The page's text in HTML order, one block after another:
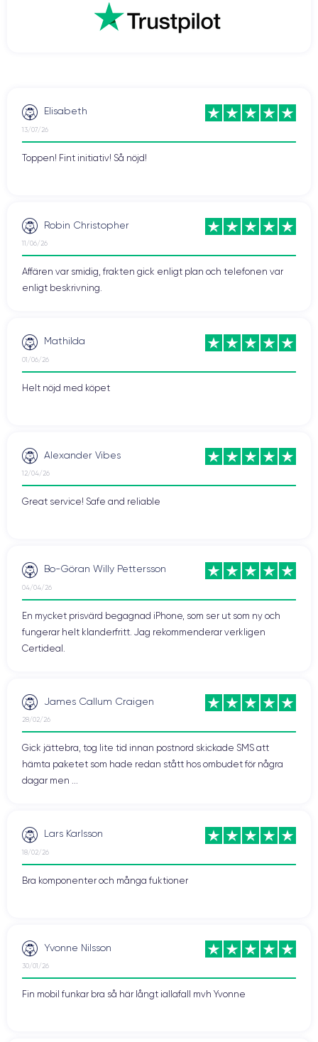
snabbare nedladdningar, smidigare videospelupplevelser, men även
streaming av bättre kvalitet. Även videosamtal som FaceTime blir
roligare när du kontaktar dina nära och kära.
kontrollerats av
garantipå 24 månader.
Elisabeth
13/07/26
Toppen! Fint initiativ! Så nöjd!
Robin Christopher
11/06/26
Affären var smidig, frakten gick enligt plan och telefonen var
enligt beskrivning.
Mathilda
01/06/26
Helt nöjd med köpet
Alexander Vibes
12/04/26
Great service! Safe and reliable
Bo-Göran Willy Pettersson
04/04/26
En mycket prisvärd begagnad iPhone, som ser ut som ny och
fungerar helt klanderfritt. Jag rekommenderar verkligen
Certideal.
James Callum Craigen
28/02/26
Gick jättebra, tog lite tid innan postnord skickade SMS att
hämta paketet som hade redan stått hos ombudet för några
dagar men ...
Lars Karlsson
18/02/26
Bra komponenter och många fuktioner
Yvonne Nilsson
30/01/26
Fin mobil funkar bra så här långt iallafall mvh Yvonne